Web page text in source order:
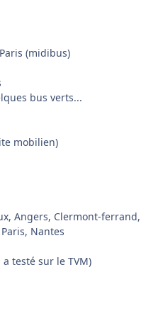
(midibus)
bus verts...
mobilien)
Angers, Clermont-ferrand,
Nantes
testé sur le TVM)